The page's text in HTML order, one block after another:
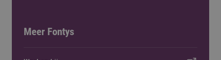
Meer Fontys